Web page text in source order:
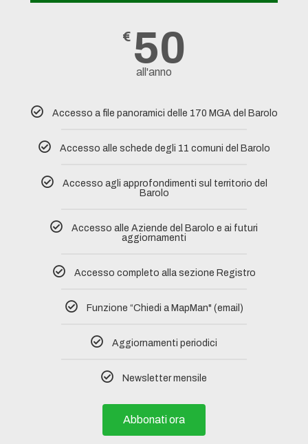
€ 50
all'anno
Accesso a file panoramici delle 170 MGA del Barolo
Accesso alle schede degli 11 comuni del Barolo​
Accesso agli approfondimenti sul territorio del
Barolo
Accesso alle Aziende del Barolo e ai futuri
aggiornamenti
Accesso completo alla sezione Registro​
Funzione “Chiedi a MapMan" (email)
Aggiornamenti periodici
Newsletter mensile
Abbonati ora